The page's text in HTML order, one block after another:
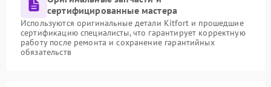
сертифицированные мастера
Используются оригинальные детали Kitfort и прошедшие
сертификацию специалисты, что гарантирует корректную
работу после ремонта и сохранение гарантийных
обязательств